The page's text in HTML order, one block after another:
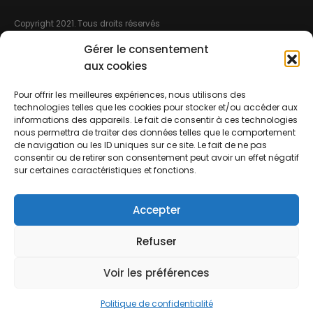
Gérer le consentement
aux cookies
Pour offrir les meilleures expériences, nous utilisons des
technologies telles que les cookies pour stocker et/ou accéder aux
informations des appareils. Le fait de consentir à ces technologies
nous permettra de traiter des données telles que le comportement
de navigation ou les ID uniques sur ce site. Le fait de ne pas
consentir ou de retirer son consentement peut avoir un effet négatif
sur certaines caractéristiques et fonctions.
Accepter
Refuser
Voir les préférences
Politique de confidentialité
Copyright 2021. Tous droits réservés
Mentions légales
Règlement intérieur
Service Course